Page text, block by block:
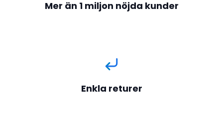
Mer än 1 miljon nöjda kunder
Enkla returer